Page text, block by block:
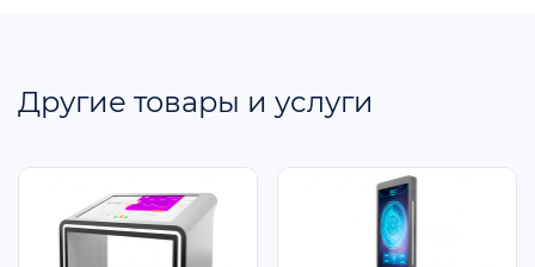
Другие товары и услуги